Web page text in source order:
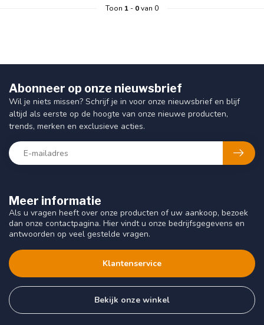
Toon 1- 0van 0
Meer informatie
Als u vragen heeft over onze producten of uw aankoop, bezoek
dan onze contactpagina. Hier vindt u onze bedrijfsgegevens en
antwoorden op veel gestelde vragen.
Klantenservice
Bekijk onze winkel
Abonneer op onze nieuwsbrief
Wil je niets missen? Schrijf je in voor onze nieuwsbrief en blijf
altijd als eerste op de hoogte van onze nieuwe producten,
trends, merken en exclusieve acties.